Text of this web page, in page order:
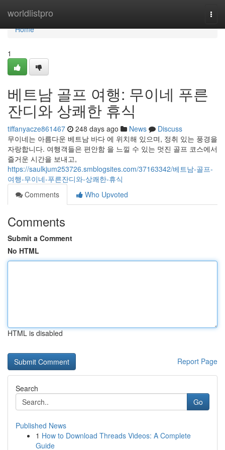
worldlistpro
Home
Home
1
베트남 골프 여행: 무이네 푸른
잔디와 상쾌한 휴식
tiffanyacze861467 248 days ago News
Discuss
무이네는 아름다운 베트남 바다 에 위치해 있으며, 정취 있는 풍경을
자랑합니다. 여행객들은 편안함 을 느낄 수 있는 멋진 골프 코스에서
즐거운 시간을 보내고,
https://saulkjum253726.smblogsites.com/37163342/베트남-골프-
여행-무이네-푸른잔디와-상쾌한-휴식
Comments
Who Upvoted
Comments
Submit a Comment
No HTML
HTML is disabled
Report Page
Search
Go
Published News
1 How to Download Threads Videos: A Complete
Guide